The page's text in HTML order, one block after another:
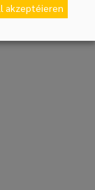
akzeptéieren